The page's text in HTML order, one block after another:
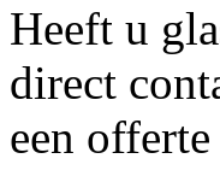
Heeft u
direct
een